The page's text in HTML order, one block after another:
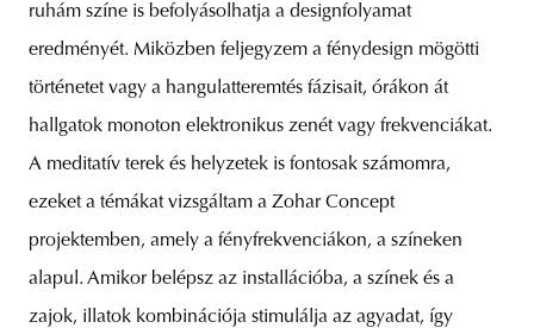
ruhám színe is befolyásolhatja a designfolyamat
eredményét. Miközben feljegyzem a fénydesign mögötti
történetet vagy a hangulatteremtés fázisait, órákon át
hallgatok monoton elektronikus zenét vagy frekvenciákat.
A meditatív terek és helyzetek is fontosak számomra,
ezeket a témákat vizsgáltam a Zohar Concept
projektemben, amely a fényfrekvenciákon, a színeken
alapul. Amikor belépsz az installációba, a színek és a
zajok, illatok kombinációja stimulálja az agyadat, így